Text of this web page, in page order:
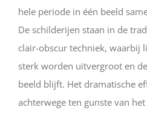
hele periode in één beeld
De schilderijen staan in de
clair-obscur techniek, waarbij
sterk worden uitvergroot en
beeld blijft. Het dramatische
achterwege ten gunste van